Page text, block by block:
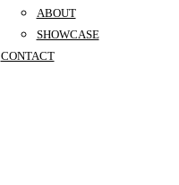
ABOUT
SHOWCASE
CONTACT